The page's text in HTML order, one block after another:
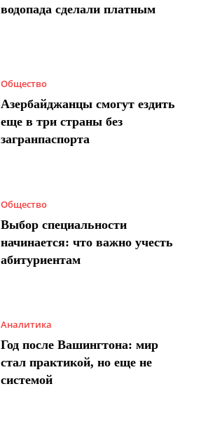
водопада сделали платным
Общество
Азербайджанцы смогут ездить
еще в три страны без
загранпаспорта
Общество
Выбор специальности
начинается: что важно учесть
абитуриентам
Аналитика
Год после Вашингтона: мир
стал практикой, но еще не
системой